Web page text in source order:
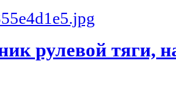
рулевой тяги,